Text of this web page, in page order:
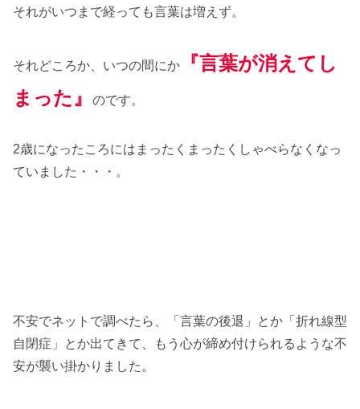
それがいつまで経っても言葉は増えず。
それどころか、いつの間にか
『言葉が消えてし
まった』
のです。
2歳になったころにはまったくまったくしゃべらなくなっ
ていました・・・。
不安でネットで調べたら、「言葉の後退」とか「折れ線型
自閉症」とか出てきて、もう心が締め付けられるような不
安が襲い掛かりました。